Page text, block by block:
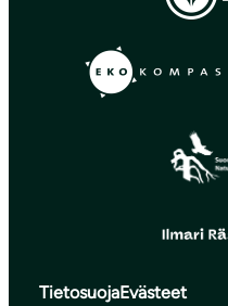
TietosuojaEvästeet